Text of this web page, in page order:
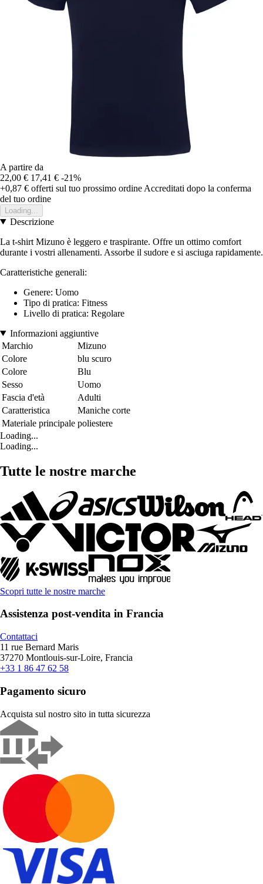
A partire da
22,00 € 17,41 € -21%
+0,87 € offerti sul tuo prossimo ordine Accreditati dopo la conferma
del tuo ordine
Loading...
Descrizione
La t-shirt Mizuno è leggero e traspirante. Offre un ottimo comfort
durante i vostri allenamenti. Assorbe il sudore e si asciuga rapidamente.
Caratteristiche generali:
Genere: Uomo
Tipo di pratica: Fitness
Livello di pratica: Regolare
Informazioni aggiuntive
Marchio
Mizuno
Colore
blu scuro
Colore
Blu
Sesso
Uomo
Fascia d'età
Adulti
Caratteristica
Maniche corte
Materiale principale poliestere
Loading...
Loading...
Tutte le nostre marche
Scopri tutte le nostre marche
Assistenza post-vendita in Francia
Contattaci
11 rue Bernard Maris
37270 Montlouis-sur-Loire, Francia
+33 1 86 47 62 58
Pagamento sicuro
Acquista sul nostro sito in tutta sicurezza